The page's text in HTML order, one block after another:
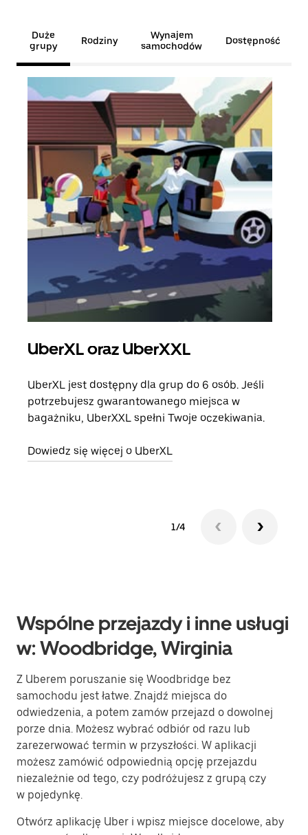
Duże
grupy
Rodziny
Wynajem
samochodów
Dostępność
UberXL oraz UberXXL
UberXL jest dostępny dla grup do 6 osób. Jeśli
potrzebujesz gwarantowanego miejsca w
bagażniku, UberXXL spełni Twoje oczekiwania.
Dowiedz się więcej o UberXL
1/4
Wspólne przejazdy i inne usługi
w: Woodbridge, Wirginia
Z Uberem poruszanie się Woodbridge bez
samochodu jest łatwe. Znajdź miejsca do
odwiedzenia, a potem zamów przejazd o dowolnej
porze dnia. Możesz wybrać odbiór od razu lub
zarezerwować termin w przyszłości. W aplikacji
możesz zamówić odpowiednią opcję przejazdu
niezależnie od tego, czy podróżujesz z grupą czy
w pojedynkę.
Otwórz aplikację Uber i wpisz miejsce docelowe, aby